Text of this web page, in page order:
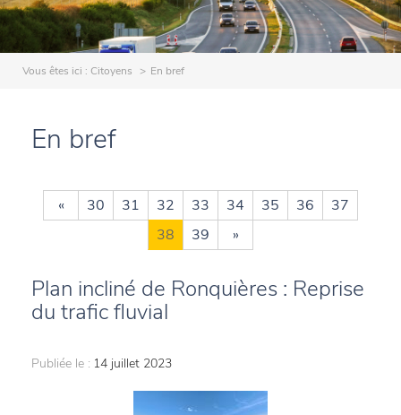
Vous êtes ici : Citoyens En bref
En bref
« 30 31 32 33 34 35 36
37
38
39 »
Plan incliné de Ronquières : Reprise
du trafic fluvial
Publiée le : 14 juillet 2023